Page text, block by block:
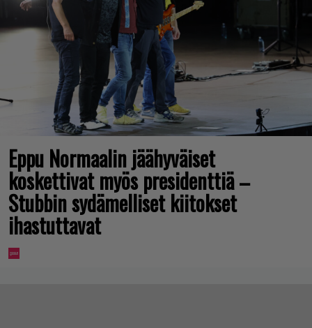
Eppu Normaalin jäähyväiset
koskettivat myös presidenttiä –
Stubbin sydämelliset kiitokset
ihastuttavat